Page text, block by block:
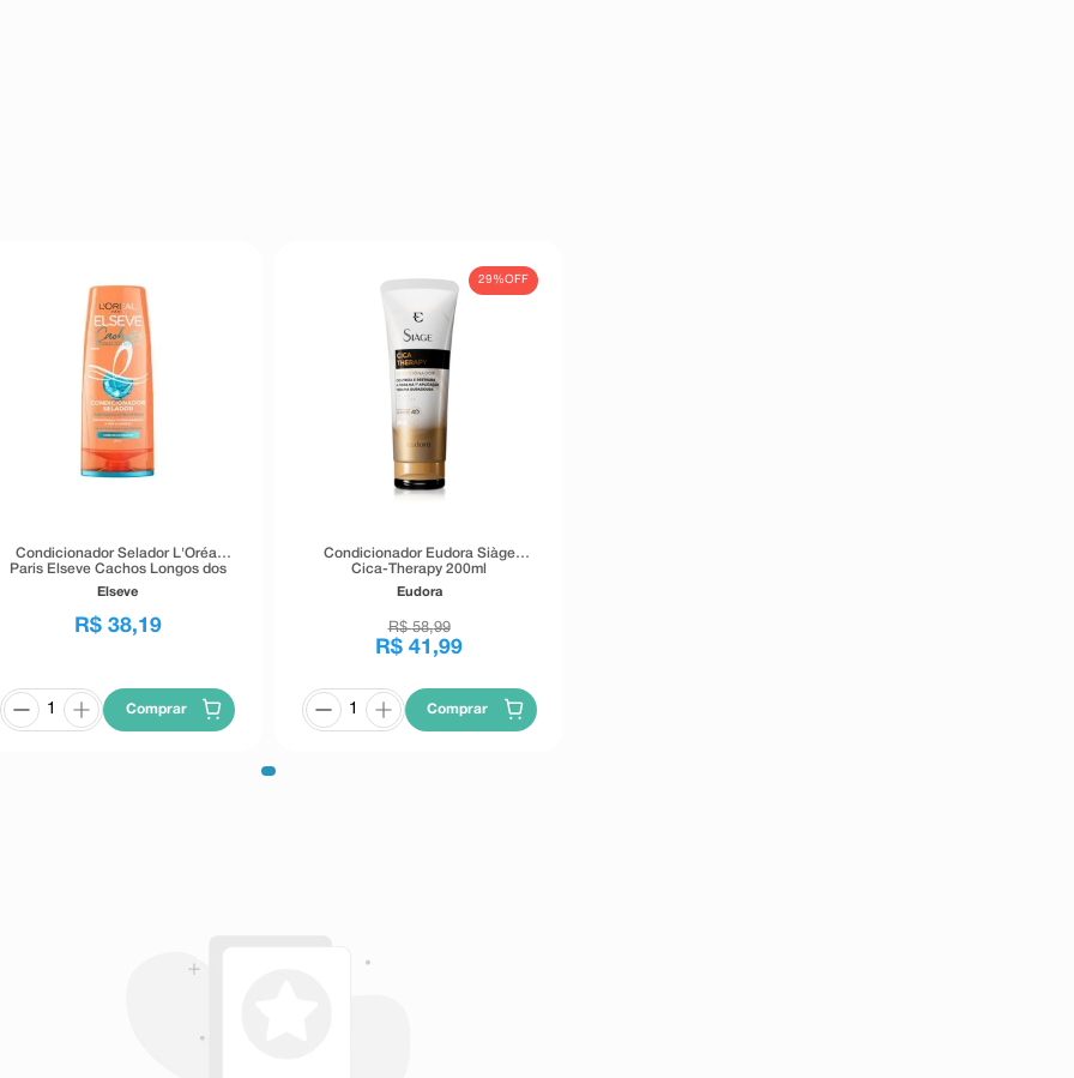
Condicionador Selador L'Oréal
Paris Elseve Cachos Longos dos
Sonhos 400ml
Elseve
R$ 38,19
Comprar
29%OFF
Condicionador Eudora Siàge
Cica-Therapy 200ml
Eudora
R$ 58,99
R$ 41 ,99
Comprar